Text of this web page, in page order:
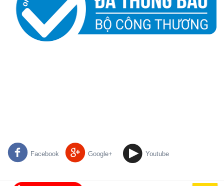
Facebook Google+ Youtube